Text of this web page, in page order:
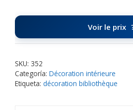
Voir le prix
SKU: 352
Categoría: Décoration intérieure
Etiqueta: décoration bibliothèque